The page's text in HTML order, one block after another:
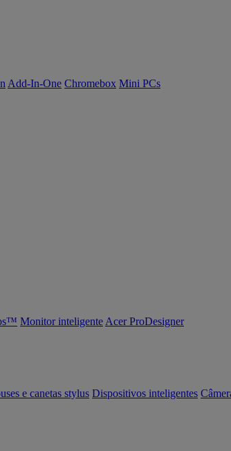
Add-In-One Chromebox Mini PCs
Monitor inteligente Acer ProDesigner
e canetas stylus Dispositivos inteligentes